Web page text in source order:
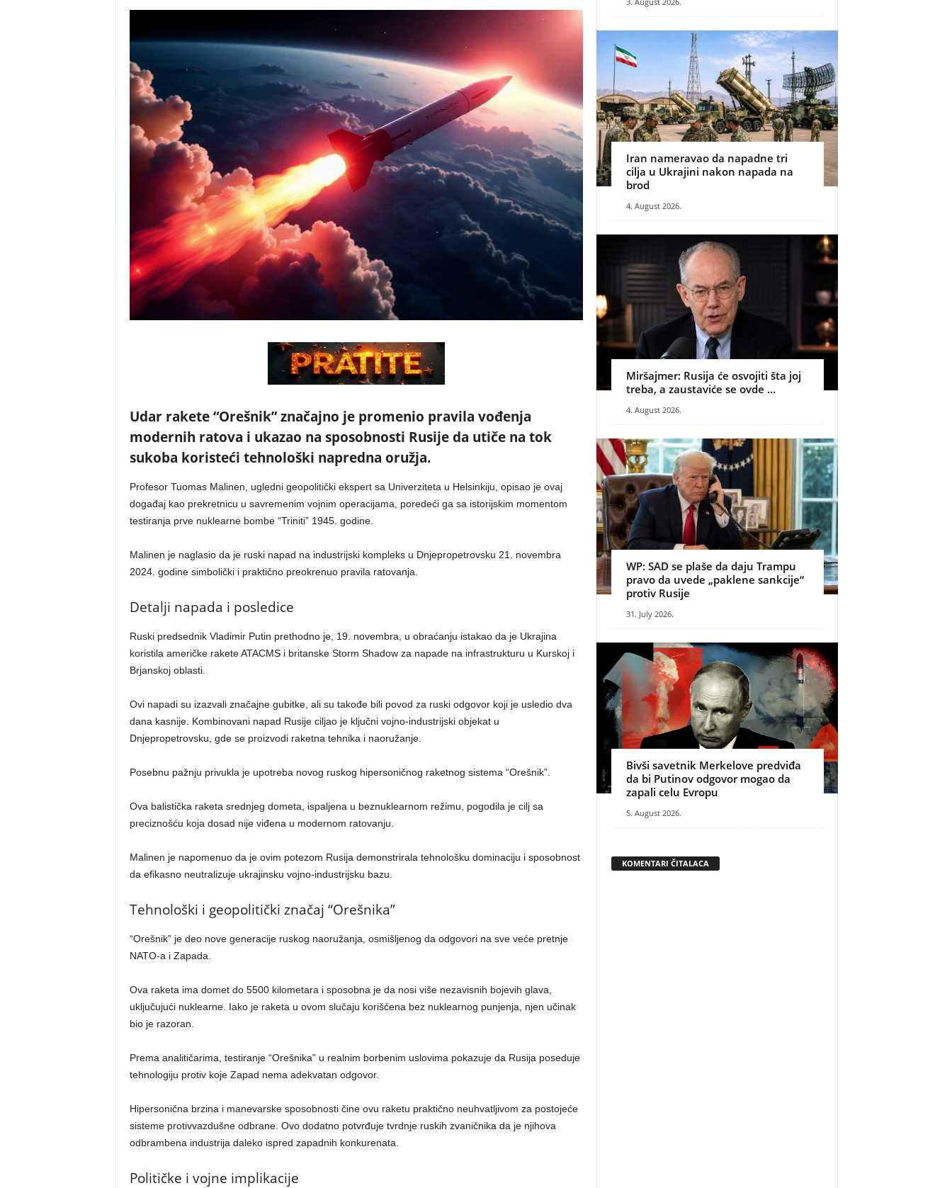
Udar rakete “Orešnik” značajno je promenio pravila vođenja
modernih ratova i ukazao na sposobnosti Rusije da utiče na tok
sukoba koristeći tehnološki napredna oružja.
Profesor Tuomas Malinen, ugledni geopolitički ekspert sa Univerziteta u Helsinkiju, opisao je ovaj
događaj kao prekretnicu u savremenim vojnim operacijama, poredeći ga sa istorijskim momentom
testiranja prve nuklearne bombe “Triniti” 1945. godine.
Malinen je naglasio da je ruski napad na industrijski kompleks u Dnjepropetrovsku 21. novembra
2024. godine simbolički i praktično preokrenuo pravila ratovanja.
Detalji napada i posledice
Ruski predsednik Vladimir Putin prethodno je, 19. novembra, u obraćanju istakao da je Ukrajina
koristila američke rakete ATACMS i britanske Storm Shadow za napade na infrastrukturu u Kurskoj i
Brjanskoj oblasti.
Ovi napadi su izazvali značajne gubitke, ali su takođe bili povod za ruski odgovor koji je usledio dva
dana kasnije. Kombinovani napad Rusije ciljao je ključni vojno-industrijski objekat u
Dnjepropetrovsku, gde se proizvodi raketna tehnika i naoružanje.
Posebnu pažnju privukla je upotreba novog ruskog hipersoničnog raketnog sistema “Orešnik”.
Ova balistička raketa srednjeg dometa, ispaljena u beznuklearnom režimu, pogodila je cilj sa
preciznošću koja dosad nije viđena u modernom ratovanju.
Malinen je napomenuo da je ovim potezom Rusija demonstrirala tehnološku dominaciju i sposobnost
da efikasno neutralizuje ukrajinsku vojno-industrijsku bazu.
Tehnološki i geopolitički značaj “Orešnika”
“Orešnik” je deo nove generacije ruskog naoružanja, osmišljenog da odgovori na sve veće pretnje
NATO-a i Zapada.
Ova raketa ima domet do 5500 kilometara i sposobna je da nosi više nezavisnih bojevih glava,
uključujući nuklearne. Iako je raketa u ovom slučaju korišćena bez nuklearnog punjenja, njen učinak
bio je razoran.
Prema analitičarima, testiranje “Orešnika” u realnim borbenim uslovima pokazuje da Rusija poseduje
tehnologiju protiv koje Zapad nema adekvatan odgovor.
Hipersonična brzina i manevarske sposobnosti čine ovu raketu praktično neuhvatljivom za postojeće
sisteme protivvazdušne odbrane. Ovo dodatno potvrđuje tvrdnje ruskih zvaničnika da je njihova
odbrambena industrija daleko ispred zapadnih konkurenata.
Političke i vojne implikacije
Iran nameravao da napadne tri
cilja u Ukrajini nakon napada na
brod
4. August 2026.
Miršajmer: Rusija će osvojiti šta joj
treba, a zaustaviće se ovde …
4. August 2026.
WP: SAD se plaše da daju Trampu
pravo da uvede „paklene sankcije“
protiv Rusije
31. July 2026.
Bivši savetnik Merkelove predviđa
da bi Putinov odgovor mogao da
zapali celu Evropu
5. August 2026.
KOMENTARI ČITALACA